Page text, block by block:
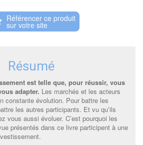
Référencer ce produit
Résumé
est telle que, pour réussir, vous
adapter. Les marchés et les acteurs
constante évolution. Pour battre les
les autres participants. Et vu qu’ils
vous aussi évoluer. C’est pourquoi les
présentés dans ce livre participent à une